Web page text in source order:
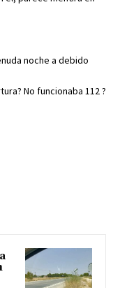
noche a debido
No funcionaba 112 ?